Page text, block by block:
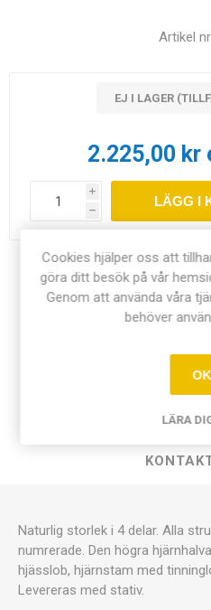
Artikel
EJ I LAGER
2.225,00 kr
i
h
LÄGG I
Naturlig storlek i 4 delar. Alla
numrerade. Den högra
hjässlob, hjärnstam med
Levereras med stativ.
Cookies hjälper oss att
göra ditt besök på vår
Genom att använda våra
behöver
OK
LÄRA